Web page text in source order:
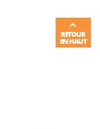
RETOUR
EN HAUT